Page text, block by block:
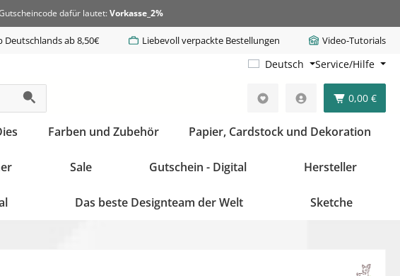
dafür lautet: Vorkasse_2%
ab 8,50€ Liebevoll verpackte Bestellungen Video-Tutorials
Deutsch Service/Hilfe
0,00 €
Farben und Zubehör Papier, Cardstock und Dekoration
Sale Gutschein - Digital Hersteller
Das beste Designteam der Welt Sketche